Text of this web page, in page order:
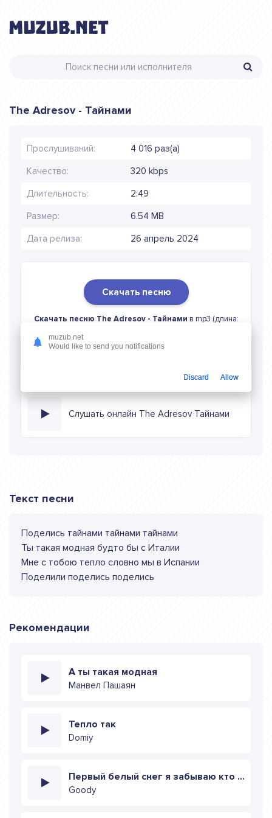
The Adresov - Тайнами
Прослушиваний: 4 016 раз(а)
Качество: 320 kbps
Длительность: 2:49
Размер: 6.54 MB
Дата релиза: 26 апрель 2024
Скачать песню
Скачать песню The Adresov - Тайнами в mp3 (длина:
в режиме онлайн
Слушать онлайн The Adresov Тайнами
Текст песни
Поделись тайнами тайнами тайнами
Ты такая модная будто бы с Италии
Мне с тобою тепло словно мы в Испании
Поделили поделись поделись
Рекомендации
А ты такая модная
Манвел Пашаян
Тепло так
Domiy
Первый белый снег я забываю кто мы
Goody
muzub.net
Would like to send you notifications
Discard Allow